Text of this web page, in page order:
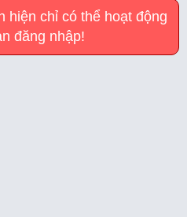
chỉ có thể hoạt động
đăng nhập!